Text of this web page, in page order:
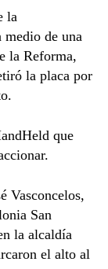
la
medio de una
la Reforma,
la placa por
que
Vasconcelos,
San
la alcaldía
el alto al